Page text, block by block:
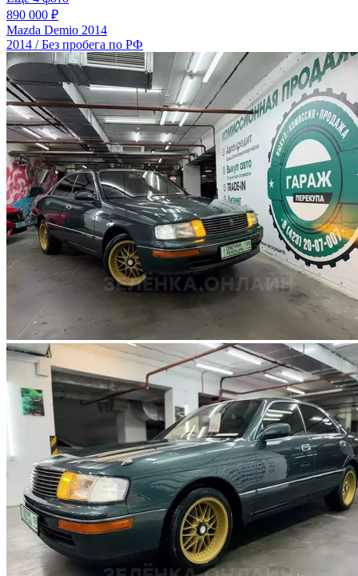
890 000 ₽
Mazda Demio 2014
2014 / Без пробега по РФ